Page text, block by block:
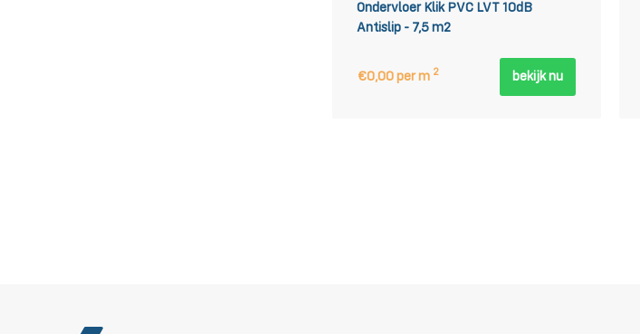
Ondervloer Klik PVC LVT 10dB
Antislip - 7,5 m2
€0,00 per m 2 bekijk nu